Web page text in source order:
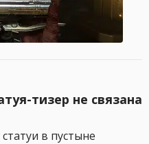
тизер не связана
в пустыне